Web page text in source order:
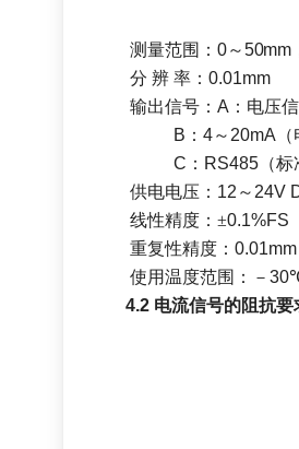
测量范围： 0～50mm
分 辨 率： 0.01mm
输出信号： A ：电压
B ： 4～ 20mA
C ： RS485（标
供电电压： 12 ～ 24V
线性精度： ±0.1%FS
重复性精度： 0.01mm
使用温度范围：－ 30
4.2 电流信号的阻抗要